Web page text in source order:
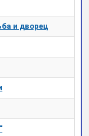
и дворец